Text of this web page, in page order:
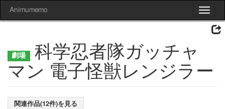
Toggle
Animumemo
科学忍者隊ガッチャ
マン 電子怪獣レンジラー
関連作品(12件)を見る